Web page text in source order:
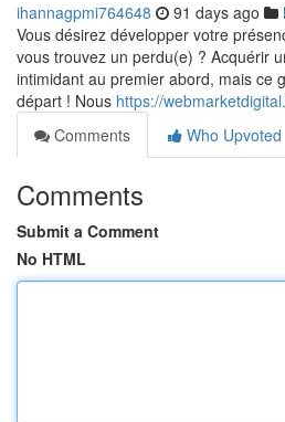
ihannagpmi764648 91 days ago
Vous désirez développer votre
vous trouvez un perdu(e) ? Acquérir
intimidant au premier abord, mais ce
départ ! Nous https://
Comments
Who Upvoted
Comments
Submit a Comment
No HTML